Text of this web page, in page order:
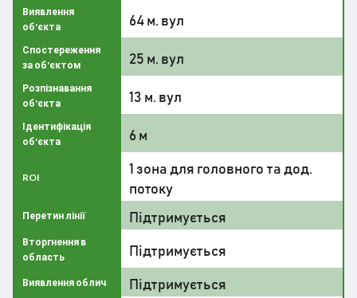
Виявлення
об'єкта
64 м. вул
Спостереження
за об'єктом
25 м. вул
Розпізнавання
об'єкта
13 м. вул
Ідентифікація
об'єкта
6 м
ROI
1 зона для головного та дод.
потоку
Перетин лінії Підтримується
Вторгнення в
область
Підтримується
Виявлення облич Підтримується